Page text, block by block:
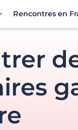
Meetic
Rencontres en